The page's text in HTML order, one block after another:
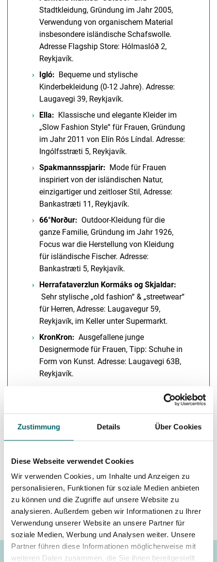
Zustimmung Details Über Cookies
Diese Webseite verwendet Cookies
Wir verwenden Cookies, um Inhalte und Anzeigen zu
personalisieren, Funktionen für soziale Medien anbieten
zu können und die Zugriffe auf unsere Website zu
analysieren. Außerdem geben wir Informationen zu Ihrer
Verwendung unserer Website an unsere Partner für
soziale Medien, Werbung und Analysen weiter. Unsere
Partner führen diese Informationen möglicherweise mit
weiteren Daten zusammen, die Sie ihnen bereitgestellt
Stadtkleidung, Gründung im Jahr 2005,
Verwendung von organischem Material
insbesondere isländische Schafswolle.
Adresse Flagship Store: Hólmaslóð 2,
Reykjavík.
Igló: Bequeme und stylische
Kinderbekleidung (0-12 Jahre). Adresse:
Laugavegi 39, Reykjavík.
Ella: Klassische und elegante Kleider im
„Slow Fashion Style“ für Frauen, Gründung
im Jahr 2011 von Elín Rós Líndal. Adresse:
Ingólfsstræti 5, Reykjavík.
Spakmannsspjarir: Mode für Frauen
inspiriert von der isländischen Natur,
einzigartiger und zeitloser Stil, Adresse:
Bankastræti 11, Reykjavík.
66°Norður: Outdoor-Kleidung für die
ganze Familie, Gründung im Jahr 1926,
Focus war die Herstellung von Kleidung
für isländische Fischer. Adresse:
Bankastræti 5, Reykjavík.
Herrafataverzlun Kormáks og Skjaldar:
Sehr stylische „old fashion“ & „streetwear“
für Herren, Adresse: Laugavegur 59,
Reykjavík, im Keller unter Supermarkt.
KronKron: Ausgefallene junge
Designermode für Frauen, Tipp: Schuhe in
Form von Kunst. Adresse: Laugavegi 63B,
Reykjavík.
Gemeinschaftlicher Vertrieb von Art &
Design